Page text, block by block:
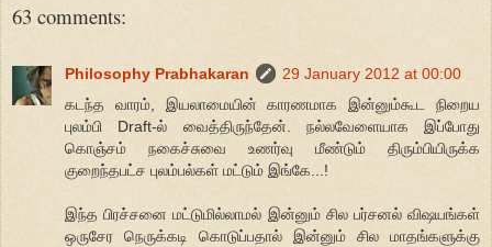
63 comments:
Philosophy Prabhakaran
29 January 2012 at 00:00
கடந்த வாரம், இயலாமையின் காரணமாக இன்னும்கூட நிறைய
புலம்பி Draft-ல் வைத்திருந்தேன். நல்லவேளையாக இப்போது
கொஞ்சம் நகைச்சுவை உணர்வு மீண்டும் திரும்பியிருக்க
குறைந்தபட்ச புலம்பல்கள் மட்டும் இங்கே...!
இந்த பிரச்சனை மட்டுமில்லாமல் இன்னும் சில பர்சனல் விஷயங்கள்
ஒருசேர நெருக்கடி கொடுப்பதால் இன்னும் சில மாதங்களுக்கு